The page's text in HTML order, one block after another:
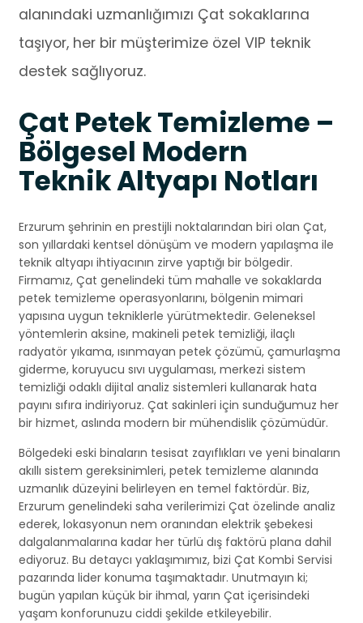
alanındaki uzmanlığımızı Çat sokaklarına
taşıyor, her bir müşterimize özel VIP teknik
destek sağlıyoruz.
Çat Petek Temizleme –
Bölgesel Modern
Teknik Altyapı Notları
Erzurum şehrinin en prestijli noktalarından biri olan Çat,
son yıllardaki kentsel dönüşüm ve modern yapılaşma ile
teknik altyapı ihtiyacının zirve yaptığı bir bölgedir.
Firmamız, Çat genelindeki tüm mahalle ve sokaklarda
petek temizleme operasyonlarını, bölgenin mimari
yapısına uygun tekniklerle yürütmektedir. Geleneksel
yöntemlerin aksine, makineli petek temizliği, ilaçlı
radyatör yıkama, ısınmayan petek çözümü, çamurlaşma
giderme, koruyucu sıvı uygulaması, merkezi sistem
temizliği odaklı dijital analiz sistemleri kullanarak hata
payını sıfıra indiriyoruz. Çat sakinleri için sunduğumuz her
bir hizmet, aslında modern bir mühendislik çözümüdür.
Bölgedeki eski binaların tesisat zayıflıkları ve yeni binaların
akıllı sistem gereksinimleri, petek temizleme alanında
uzmanlık düzeyini belirleyen en temel faktördür. Biz,
Erzurum genelindeki saha verilerimizi Çat özelinde analiz
ederek, lokasyonun nem oranından elektrik şebekesi
dalgalanmalarına kadar her türlü dış faktörü plana dahil
ediyoruz. Bu detaycı yaklaşımımız, bizi Çat Kombi Servisi
pazarında lider konuma taşımaktadır. Unutmayın ki;
bugün yapılan küçük bir ihmal, yarın Çat içerisindeki
yaşam konforunuzu ciddi şekilde etkileyebilir.